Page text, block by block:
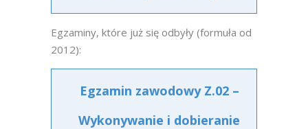
Egzaminy, które już się odbyły (formuła od
2012):
Egzamin zawodowy Z.02 –
Wykonywanie i dobieranie